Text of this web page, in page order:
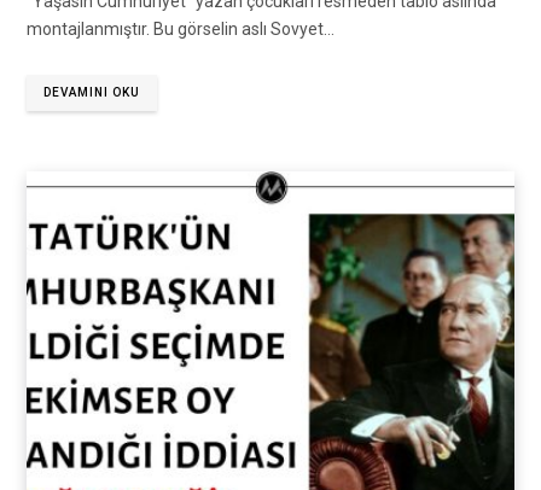
montajlanmıştır. Bu görselin aslı Sovyet…
DEVAMINI OKU